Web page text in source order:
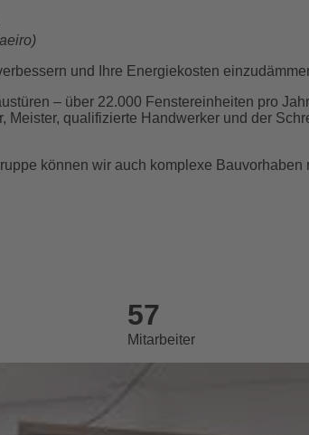
und Ihre Energiekosten
– über 22.000 Fenstereinheiten pro
Meister, qualifizierte Handwerker und der
können wir auch komplexe Bauvorhaben
57
Mitarbeiter